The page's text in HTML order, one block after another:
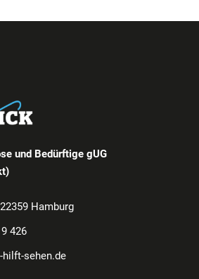
und Bedürftige gUG
Hamburg
426
sehen.de